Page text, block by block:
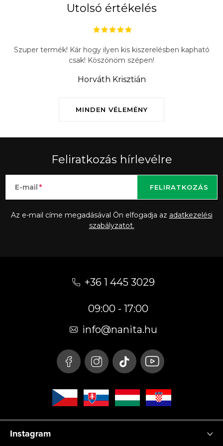
Utolsó értékelés
MINDEN VÉLEMÉNY
Szuper termék! Kár hogy ilyen kis kiszerelésben kapható
csak! Köszönöm szépen!
Horváth Krisztián
Feliratkozás hírlevélre
E-mail
Az e-mail címe megadásával Ön elfogadja az adatkezelési
szabályzatot.
FELIRATKOZÁS
+36 1 445 3029
09:00 - 17:00
info@nanita.hu
Instagram